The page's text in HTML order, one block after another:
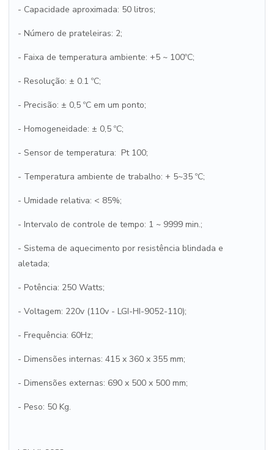
- Capacidade aproximada: 50 litros;
- Número de prateleiras: 2;
- Faixa de temperatura ambiente: +5 ~ 100ºC;
- Resolução: ± 0.1 ºC;
- Precisão: ± 0,5 ºC em um ponto;
- Homogeneidade: ± 0,5 ºC;
- Sensor de temperatura: Pt 100;
- Temperatura ambiente de trabalho: + 5~35 ºC;
- Umidade relativa: < 85%;
- Intervalo de controle de tempo: 1 ~ 9999 min.;
- Sistema de aquecimento por resistência blindada e
aletada;
- Potência: 250 Watts;
- Voltagem: 220v (110v - LGI-HI-9052-110);
- Frequência: 60Hz;
- Dimensões internas: 415 x 360 x 355 mm;
- Dimensões externas: 690 x 500 x 500 mm;
- Peso: 50 Kg.